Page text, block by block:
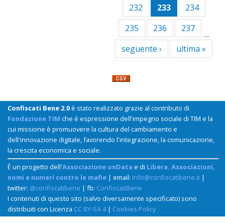
232
233
234
235
236 237
…
seguente ›
ultima »
Confiscati Bene 2.0è stato realizzato grazie al contributo di
Fondazione TIM che è espressione dell'impegno sociale di TIM e la
cui missione è promuovere la cultura del cambiamento e
dell'innovazione digitale, favorendo l'integrazione, la comunicazione,
la crescita economica e sociale.
È un progetto dell'Associazione onData e di Libera. Associazioni,
nomi e numeri contro le mafie | email: info@confiscatibene.it |
twitter: @confiscatibene | fb: ConfiscatiBene
I contenuti di questo sito (salvo diversamente specificato) sono
distribuiti con Licenza CC BY-SA 4| Cookies Policy